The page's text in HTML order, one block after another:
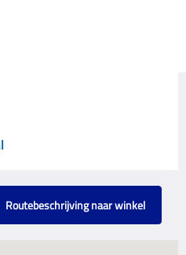
Routebeschrijving naar winkel